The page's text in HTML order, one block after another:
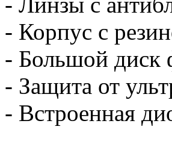
- Корпус с
- Большой диск
- Защита от
- Встроенная